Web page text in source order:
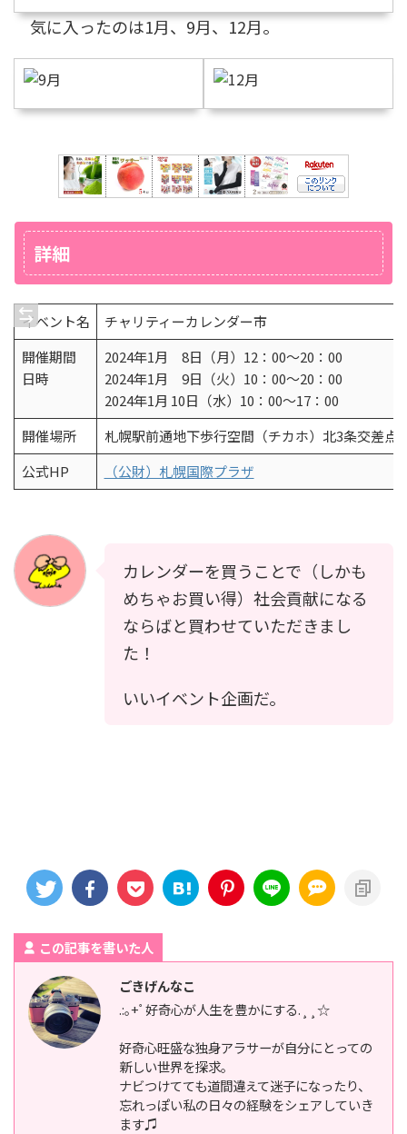
気に入ったのは1月、9月、12月。
詳細
イベント名
チャリティーカレンダー市
開催期間
日時
2024年1月 8日（月）12：00～20：00
2024年1月 9日（火）10：00～20：00
2024年1月 10日（水）10：00～17：00
開催場所
札幌駅前通地下歩行空間（チカホ）北3条交差点
公式HP
（公財）札幌国際プラザ
カレンダーを買うことで（しかも
めちゃお買い得）社会貢献になる
ならばと買わせていただきまし
た！
いいイベント企画だ。
この記事を書いた人
ごきげんなこ
.:｡+ﾟ好奇心が人生を豊かにする.¸¸☆
好奇心旺盛な独身アラサーが自分にとっての
新しい世界を探求。
ナビつけてても道間違えて迷子になったり、
忘れっぽい私の日々の経験をシェアしていき
ます♫